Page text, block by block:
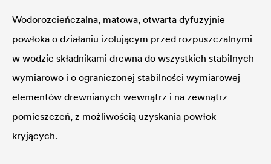
Wodorozcieńczalna, matowa, otwarta dyfuzyjnie
powłoka o działaniu izolującym przed rozpuszczalnymi
w wodzie składnikami drewna do wszystkich stabilnych
wymiarowo i o ograniczonej stabilności wymiarowej
elementów drewnianych wewnątrz i na zewnątrz
pomieszczeń, z możliwością uzyskania powłok
kryjących.